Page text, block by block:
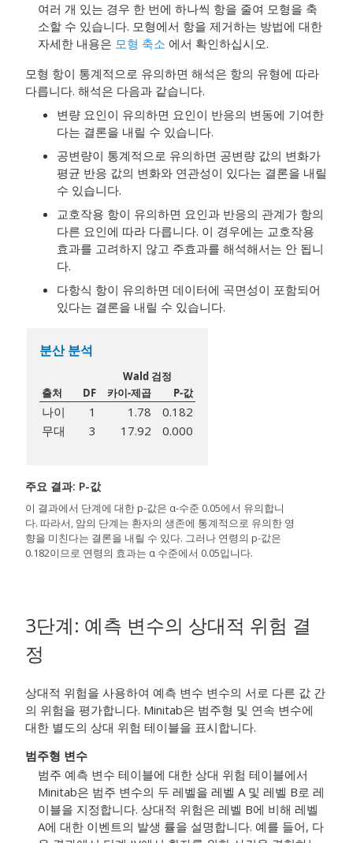
여러 개 있는 경우 한 번에 하나씩 항을 줄여 모형을 축
소할 수 있습니다. 모형에서 항을 제거하는 방법에 대한
자세한 내용은 모형 축소 에서 확인하십시오.
모형 항이 통계적으로 유의하면 해석은 항의 유형에 따라
다릅니다. 해석은 다음과 같습니다.
변량 요인이 유의하면 요인이 반응의 변동에 기여한
다는 결론을 내릴 수 있습니다.
공변량이 통계적으로 유의하면 공변량 값의 변화가
평균 반응 값의 변화와 연관성이 있다는 결론을 내릴
수 있습니다.
교호작용 항이 유의하면 요인과 반응의 관계가 항의
다른 요인에 따라 다릅니다. 이 경우에는 교호작용
효과를 고려하지 않고 주효과를 해석해서는 안 됩니
다.
다항식 항이 유의하면 데이터에 곡면성이 포함되어
있다는 결론을 내릴 수 있습니다.
분산 분석
Wald 검정
출처
DF 카이-제곱 P-값
나이 1 1.78
0.182
무대
3 17.92 0.000
주요 결과: P-값
이 결과에서 단계에 대한 p-값은 α-수준 0.05에서 유의합니
다. 따라서, 암의 단계는 환자의 생존에 통계적으로 유의한 영
향을 미친다는 결론을 내릴 수 있다. 그러나 연령의 p-값은
0.182이므로 연령의 효과는 α 수준에서 0.05입니다.
3단계: 예측 변수의 상대적 위험 결
정
상대적 위험을 사용하여 예측 변수 변수의 서로 다른 값 간
의 위험을 평가합니다. Minitab은 범주형 및 연속 변수에
대한 별도의 상대 위험 테이블을 표시합니다.
범주형 변수
범주 예측 변수 테이블에 대한 상대 위험 테이블에서
Minitab은 범주 변수의 두 레벨을 레벨 A 및 레벨 B로 레
이블을 지정합니다. 상대적 위험은 레벨 B에 비해 레벨
A에 대한 이벤트의 발생 률을 설명합니다. 예를 들어, 다